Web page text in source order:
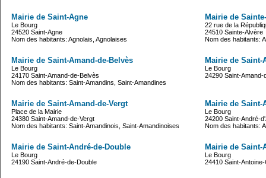
Mairie de Saint-Agne
Le Bourg
24520 Saint-Agne
Nom des habitants: Agnolais, Agnolaises
Mairie de
22 rue de la
24510 Sainte-Alvère
Nom des habitants:
Mairie de Saint-Amand-de-Belvès
Le Bourg
24170 Saint-Amand-de-Belvès
Nom des habitants: Saint-Amandins, Saint-Amandines
Mairie de Saint-
Le Bourg
24290 Saint-Amand-
Mairie de Saint-Amand-de-Vergt
Place de la Mairie
24380 Saint-Amand-de-Vergt
Nom des habitants: Saint-Amandinois, Saint-Amandinoises
Mairie de Saint-
Le Bourg
24200 Saint-André-
Nom des habitants:
Mairie de Saint-André-de-Double
Le Bourg
24190 Saint-André-de-Double
Mairie de Saint-
Le Bourg
24410 Saint-